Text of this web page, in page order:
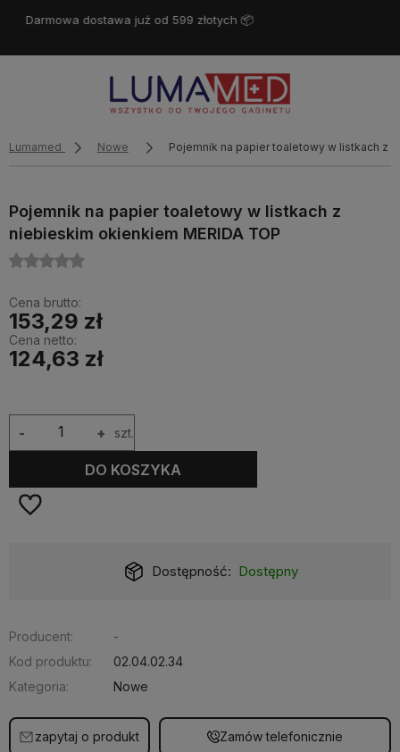
Miło Cię widzieć! ❤️
Lumamed Nowe Pojemnik na papier toaletowy w listkach z
Pojemnik na papier toaletowy w listkach z
niebieskim okienkiem MERIDA TOP
Cena brutto:
153,29 zł
Cena netto:
124,63 zł
+
- szt.
DO KOSZYKA
Dostępność: Dostępny
Producent:
-
Kod produktu:
02.04.02.34
Kategoria:
Nowe
zapytaj o produkt Zamów telefonicznie